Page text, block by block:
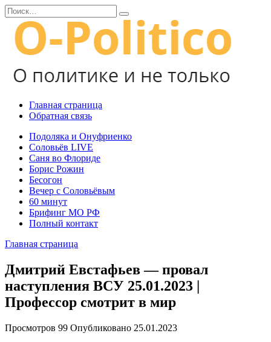
Перейти
к
содержанию
Search
for:
Главная страница
Обратная связь
Подоляка и Онуфриенко
Соловьёв LIVE
Саня во Флориде
Борис Рожин
Бесогон
Вечер с Соловьёвым
60 минут
Брифинг МО РФ
Полный контакт
Главная страница
Дмитрий Евстафьев — провал
наступления ВСУ 25.01.2023 |
Профессор смотрит в мир
Просмотров 99 Опубликовано 25.01.2023